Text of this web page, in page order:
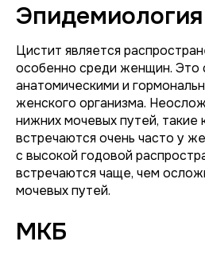
Эпидемиология
Цистит является
особенно среди женщин. Это
анатомическими и
женского организма.
нижних мочевых путей, такие
встречаются очень часто у
с высокой годовой
встречаются чаще, чем
мочевых путей.
МКБ